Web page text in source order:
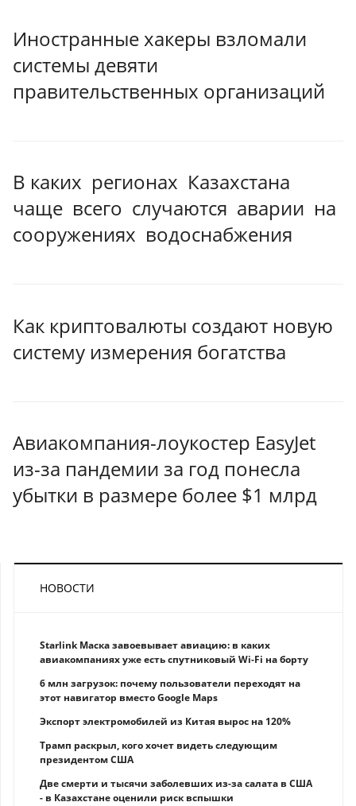
Иностранные хакеры взломали
системы девяти
правительственных организаций
В каких регионах Казахстана
чаще всего случаются аварии на
сооружениях водоснабжения
Как криптовалюты создают новую
систему измерения богатства
Авиакомпания-лоукостер EasyJet
из-за пандемии за год понесла
убытки в размере более $1 млрд
НОВОСТИ
Starlink Маска завоевывает авиацию: в каких
авиакомпаниях уже есть спутниковый Wi-Fi на борту
6 млн загрузок: почему пользователи переходят на
этот навигатор вместо Google Maps
Экспорт электромобилей из Китая вырос на 120%
Трамп раскрыл, кого хочет видеть следующим
президентом США
Две смерти и тысячи заболевших из-за салата в США
- в Казахстане оценили риск вспышки